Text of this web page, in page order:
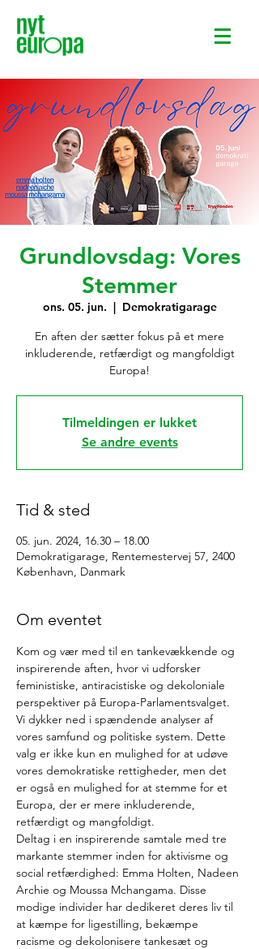
Grundlovsdag: Vores
Stemmer
ons. 05. jun.
  |
Demokratigarage
En aften der sætter fokus på et mere
inkluderende, retfærdigt og mangfoldigt
Europa!
Tilmeldingen er lukket
Se andre events
Tid & sted
05. jun. 2024, 16.30 – 18.00
Demokratigarage, Rentemestervej 57, 2400
København, Danmark
Om eventet
Kom og vær med til en tankevækkende og
inspirerende aften, hvor vi udforsker
feministiske, antiracistiske og dekoloniale
perspektiver på Europa-Parlamentsvalget.
Vi dykker ned i spændende analyser af
vores samfund og politiske system. Dette
valg er ikke kun en mulighed for at udøve
vores demokratiske rettigheder, men det
er også en mulighed for at stemme for et
Europa, der er mere inkluderende,
retfærdigt og mangfoldigt.
Deltag i en inspirerende samtale med tre
markante stemmer inden for aktivisme og
social retfærdighed: Emma Holten, Nadeen
Archie og Moussa Mchangama. Disse
modige individer har dedikeret deres liv til
at kæmpe for ligestilling, bekæmpe
racisme og dekolonisere tankesæt og